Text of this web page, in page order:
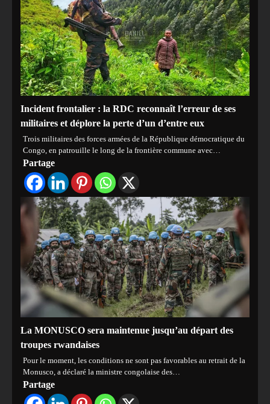
Incident frontalier : la RDC reconnaît l’erreur de ses
militaires et déplore la perte d’un d’entre eux
Trois militaires des forces armées de la République démocratique du
Congo, en patrouille le long de la frontière commune avec…
Partage
La MONUSCO sera maintenue jusqu’au départ des
troupes rwandaises
Pour le moment, les conditions ne sont pas favorables au retrait de la
Monusco, a déclaré la ministre congolaise des…
Partage